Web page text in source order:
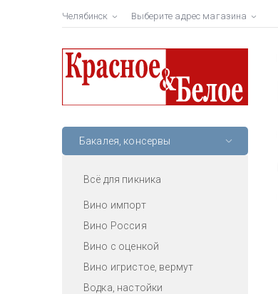
Челябинск Выберите адрес магазина
Бакалея, консервы
Всё для пикника
Вино импорт
Вино Россия
Вино с оценкой
Вино игристое, вермут
Водка, настойки